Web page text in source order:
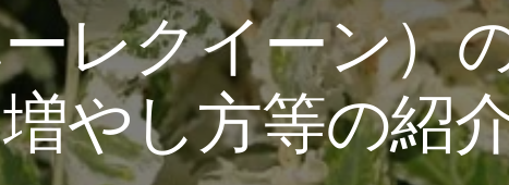
レクイーン）
やし方等の紹